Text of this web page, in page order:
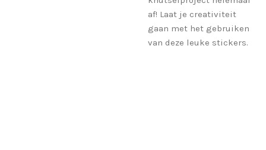
af! Laat je creativiteit
gaan met het gebruiken
van deze leuke stickers.